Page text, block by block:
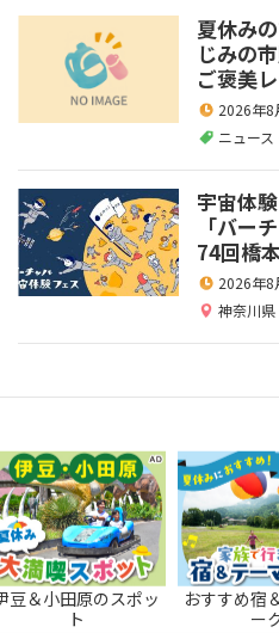
夏休み
じみの
ご褒美
2026年8
ニュース
宇宙体
「バー
74回橋
2026年8
神奈川県
豆＆小田原のスポッ
ト
おすすめ宿
ー